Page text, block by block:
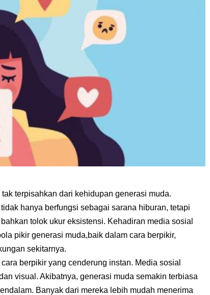
terpisahkan dari kehidupan generasi muda.
hanya berfungsi sebagai sarana hiburan, tetapi
tolok ukur eksistensi. Kehadiran media sosial
pikir generasi muda,baik dalam cara berpikir,
sekitarnya.
berpikir yang cenderung instan. Media sosial
visual. Akibatnya, generasi muda semakin terbiasa
Banyak dari mereka lebih mudah menerima